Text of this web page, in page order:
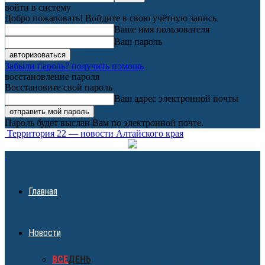
войти в систему
Добро пожаловать! Войдите в свою учётную запись
Ваше имя пользователя
Ваш пароль
Забыли пароль? получить помощь
восстановление пароля
Восстановите свой пароль
Ваш адрес электронной почты
Пароль будет выслан Вам по электронной почте.
Территория 22 — новости Алтайского края
Главная
Новости
ВСЕДЕНЬ